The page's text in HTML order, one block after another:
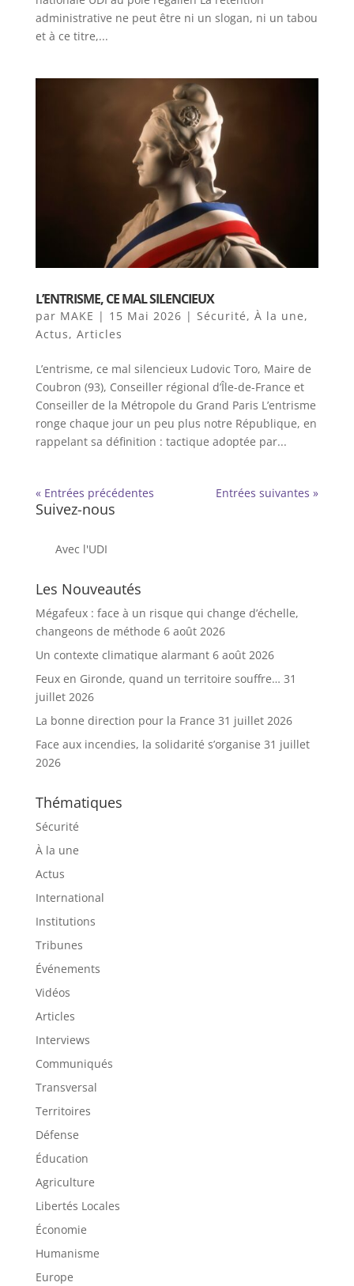
administrative ne peut être ni un slogan, ni un tabou
et à ce titre,...
L’ENTRISME, CE MAL SILENCIEUX
par MAKE | 15 Mai 2026 | Sécurité, À la une,
Actus, Articles
L’entrisme, ce mal silencieux Ludovic Toro, Maire de
Coubron (93), Conseiller régional d’Île-de-France et
Conseiller de la Métropole du Grand Paris L’entrisme
ronge chaque jour un peu plus notre République, en
rappelant sa définition : tactique adoptée par...
« Entrées précédentes Entrées suivantes »
Suivez-nous
Avec l'UDI
Les Nouveautés
Mégafeux : face à un risque qui change d’échelle,
changeons de méthode 6 août 2026
Un contexte climatique alarmant 6 août 2026
Feux en Gironde, quand un territoire souffre… 31
juillet 2026
La bonne direction pour la France 31 juillet 2026
Face aux incendies, la solidarité s’organise 31 juillet
2026
Thématiques
Sécurité
À la une
Actus
International
Institutions
Tribunes
Événements
Vidéos
Articles
Interviews
Communiqués
Transversal
Territoires
Défense
Éducation
Agriculture
Libertés Locales
Économie
Humanisme
Europe